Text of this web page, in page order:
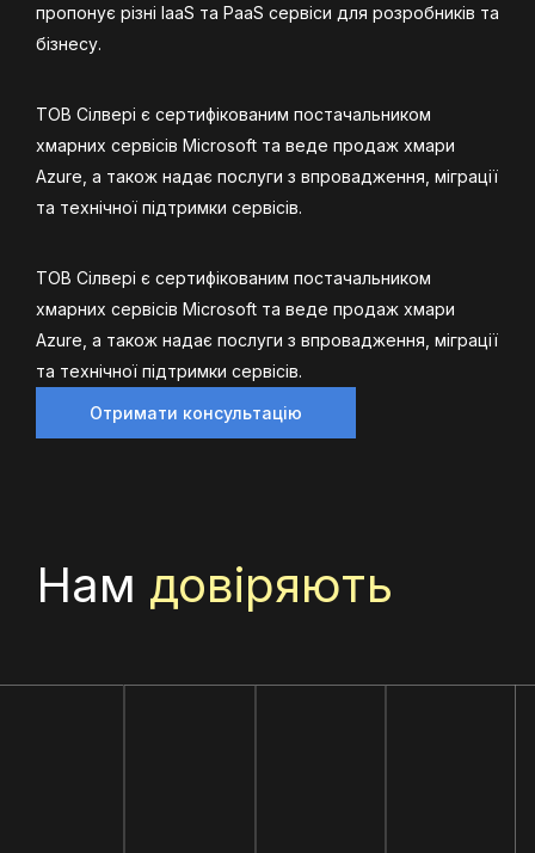
пропонує різні IaaS та PaaS сервіси для розробників та
бізнесу.
ТОВ Сілвері є сертифікованим постачальником
хмарних сервісів Microsoft та веде продаж хмари
Azure, а також надає послуги з впровадження, міграції
та технічної підтримки сервісів.
ТОВ Сілвері є сертифікованим постачальником
хмарних сервісів Microsoft та веде продаж хмари
Azure, а також надає послуги з впровадження, міграції
та технічної підтримки сервісів.
Отримати консультацію
Нам довіряють